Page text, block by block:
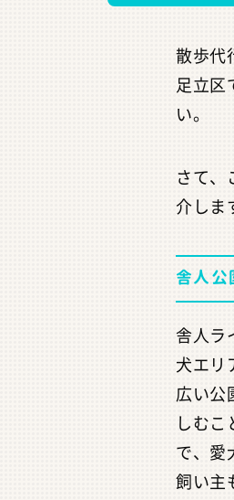
散歩代
足立区
い。
さて、
介しま
舎人公
舎人ラ
犬エリ
広い公
しむ
で、愛
飼い主